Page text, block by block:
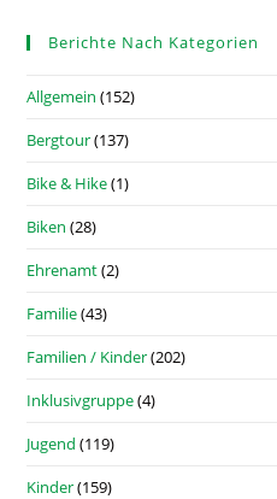
Berichte Nach Kategorien
Allgemein (152)
Bergtour(137)
Bike & Hike(1)
Biken (28)
Ehrenamt(2)
Familie(43)
Familien / Kinder(202)
Inklusivgruppe(4)
Jugend (119)
Kinder(159)